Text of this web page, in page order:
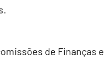
de Finanças e